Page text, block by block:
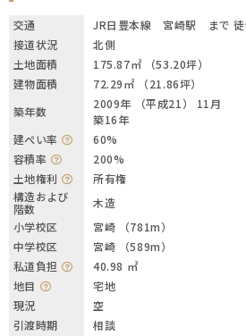
交通
JR日豊本線 宮崎駅 まで 徒
接道状況
北側
土地面積
175.87㎡ （53.20坪）
建物面積
72.29㎡ （21.86坪）
築年数
2009年 （平成21） 11月
築16年
建ぺい率
60%
容積率
200%
土地権利
所有権
構造および
階数
木造
小学校区
宮崎 （781m）
中学校区
宮崎 （589m）
私道負担
40.98 ㎡
地目
宅地
現況
空
引渡時期
相談